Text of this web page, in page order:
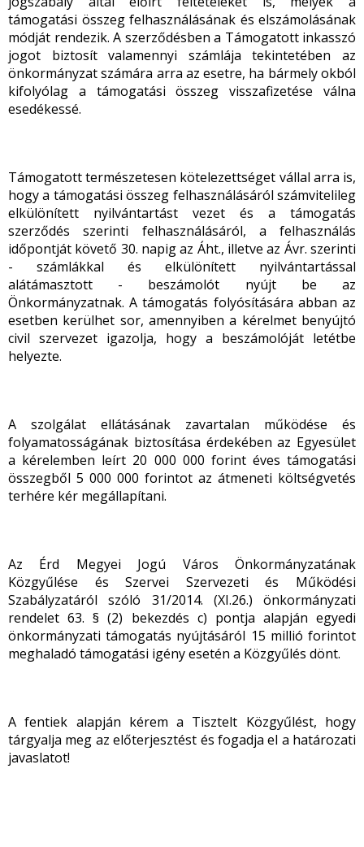
támogatási összeg felhasználásának és elszámolásának
módját rendezik. A szerződésben a Támogatott inkasszó
jogot biztosít valamennyi számlája tekintetében az
önkormányzat számára arra az esetre, ha bármely okból
kifolyólag a támogatási összeg visszafizetése válna
esedékessé.
Támogatott természetesen kötelezettséget vállal arra is,
hogy a támogatási összeg felhasználásáról számvitelileg
elkülönített nyilvántartást vezet és a támogatás
szerződés szerinti felhasználásáról, a felhasználás
időpontját követő 30. napig az Áht., illetve az Ávr. szerinti
- számlákkal és elkülönített nyilvántartással
alátámasztott - beszámolót nyújt be az
Önkormányzatnak. A támogatás folyósítására abban az
esetben kerülhet sor, amennyiben a kérelmet benyújtó
civil szervezet igazolja, hogy a beszámolóját letétbe
helyezte.
A szolgálat ellátásának zavartalan működése és
folyamatosságának biztosítása érdekében az Egyesület
a kérelemben leírt 20 000 000 forint éves támogatási
összegből 5 000 000 forintot az átmeneti költségvetés
terhére kér megállapítani.
Az Érd Megyei Jogú Város Önkormányzatának
Közgyűlése és Szervei Szervezeti és Működési
Szabályzatáról szóló 31/2014. (XI.26.) önkormányzati
rendelet 63. § (2) bekezdés c) pontja alapján egyedi
önkormányzati támogatás nyújtásáról 15 millió forintot
meghaladó támogatási igény esetén a Közgyűlés dönt.
A fentiek alapján kérem a Tisztelt Közgyűlést, hogy
tárgyalja meg az előterjesztést és fogadja el a határozati
javaslatot!